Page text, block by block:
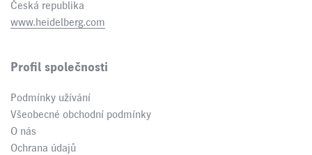
Česká republika
www.heidelberg.com
Profil společnosti
Podmínky užívání
Všeobecné obchodní podmínky
O nás
Ochrana údajů